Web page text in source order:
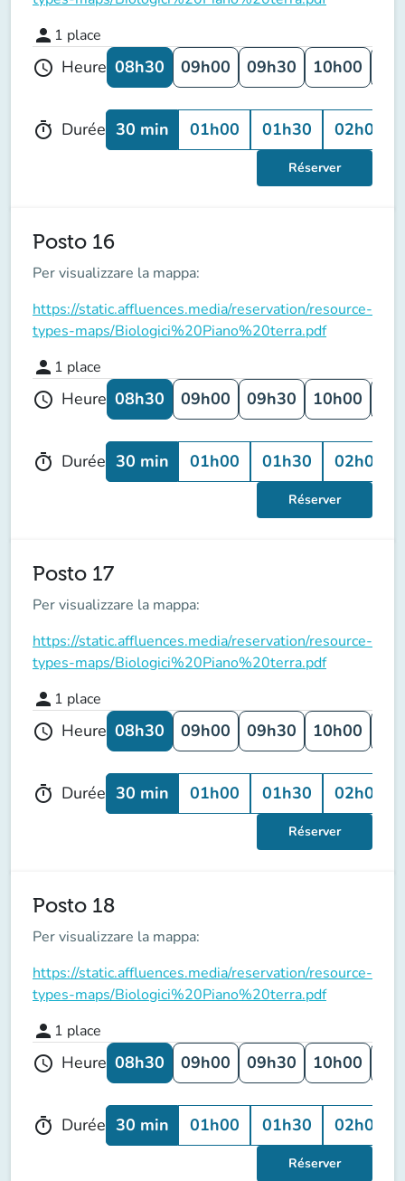
person 1 place
schedule Heure 08h30 09h00 09h30 10h00
timer Durée 30 min 01h00 01h30 02h00
Réserver
Posto 16
Per visualizzare la mappa:
https://static.affluences.media/reservation/resource-
types-maps/Biologici%20Piano%20terra.pdf
person 1 place
schedule Heure 08h30 09h00 09h30 10h00
timer Durée 30 min 01h00 01h30 02h00
Réserver
Posto 17
Per visualizzare la mappa:
https://static.affluences.media/reservation/resource-
types-maps/Biologici%20Piano%20terra.pdf
person 1 place
schedule Heure 08h30 09h00 09h30 10h00
timer Durée 30 min 01h00 01h30 02h00
Réserver
Posto 18
Per visualizzare la mappa:
https://static.affluences.media/reservation/resource-
types-maps/Biologici%20Piano%20terra.pdf
person 1 place
schedule Heure 08h30 09h00 09h30 10h00
timer Durée 30 min 01h00 01h30 02h00
Réserver